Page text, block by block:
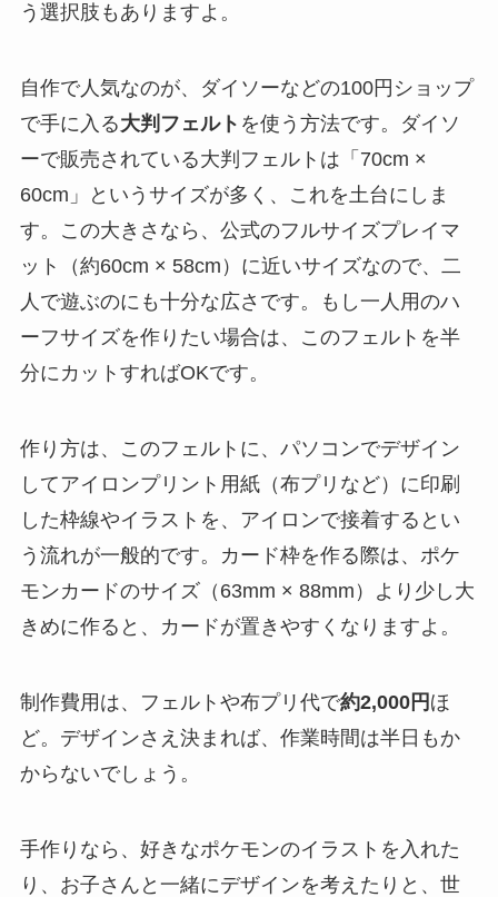
う選択肢もありますよ。
自作で人気なのが、ダイソーなどの100円ショップ
で手に入る大判フェルト を使う方法です。ダイソ
ーで販売されている大判フェルトは「70cm ×
60cm」というサイズが多く、これを土台にしま
す。この大きさなら、公式のフルサイズプレイマ
ット（約60cm × 58cm）に近いサイズなので、二
人で遊ぶのにも十分な広さです。もし一人用のハ
ーフサイズを作りたい場合は、このフェルトを半
分にカットすればOKです。
作り方は、このフェルトに、パソコンでデザイン
してアイロンプリント用紙（布プリなど）に印刷
した枠線やイラストを、アイロンで接着するとい
う流れが一般的です。カード枠を作る際は、ポケ
モンカードのサイズ（63mm × 88mm）より少し大
きめに作ると、カードが置きやすくなりますよ。
制作費用は、フェルトや布プリ代で約2,000円 ほ
ど。デザインさえ決まれば、作業時間は半日もか
からないでしょう。
手作りなら、好きなポケモンのイラストを入れた
り、お子さんと一緒にデザインを考えたりと、世